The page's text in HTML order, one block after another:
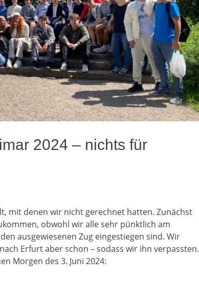
2024 – nichts für
mit denen wir nicht gerechnet hatten. Zunächst
obwohl wir alle sehr pünktlich am
ausgewiesenen Zug eingestiegen sind. Wir
Erfurt aber schon – sodass wir ihn verpassten.
Morgen des 3. Juni 2024: